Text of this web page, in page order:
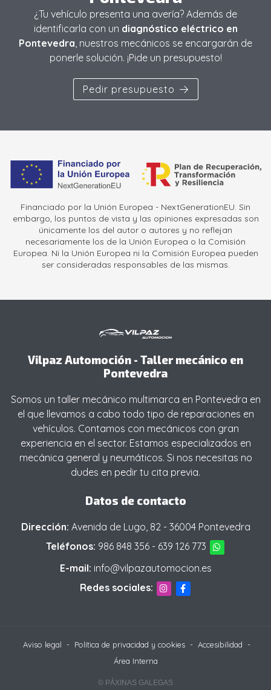
¿Tu vehículo presenta una avería? Además de
identificarla con un diagnóstico eléctrico en
Pontevedra , nuestros mecánicos se encargarán de
ponerle solución. ¡Pide un presupuesto!
Pedir presupuesto
Financiado por la Unión Europea - NextGenerationEU. Sin
embargo, los puntos de vista y las opiniones expresadas son
únicamente los del autor o autores y no reflejan
necesariamente los de la Unión Europea o la Comisión
Europea. Ni la Unión Europea ni la Comisión Europea pueden
ser consideradas responsables de las mismas.
Vilpaz Automoción - Taller mecánico en
Pontevedra
Somos un taller mecánico multimarca en Pontevedra en
el que llevamos a cabo todo tipo de reparaciones en
vehículos. Contamos con mecánicos con gran
experiencia en el sector. Estamos especializados en
mecánica general y neumáticos. Si nos necesitas no
dudes en pedir tu cita previa.
Datos de contacto
Dirección: Avenida de Lugo, 82 - 36004 Pontevedra
Teléfonos: 986 848 356- 639 126 773
E-mail: info@vilpazautomocion.es
Redes sociales:
Aviso legal - Política de privacidad y cookies - Accesibilidad
-
Área Interna
© PÁXINAS GALEGAS